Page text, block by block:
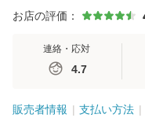
お店の評価：
連絡・応対
4.7
販売者情報 支払い方法